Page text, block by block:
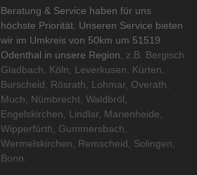
Beratung & Service haben für uns
höchste Priorität. Unseren Service bieten
wir im Umkreis von 50km um 51519
Odenthal in unsere Region , z.B. Bergisch
Gladbach, Köln, Leverkusen, Kürten,
Burscheid, Rösrath, Lohmar, Overath,
Much, Nümbrecht, Waldbröl,
Engelskirchen, Lindlar, Marienheide,
Wipperfürth, Gummersbach,
Wermelskirchen, Remscheid, Solingen,
Bonn.